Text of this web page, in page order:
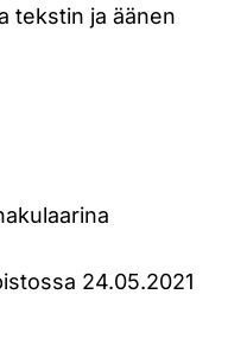
tekstin ja äänen
24.05.2021